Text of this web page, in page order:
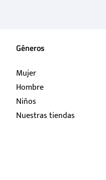
Géneros
Mujer
Hombre
Niños
Nuestras tiendas